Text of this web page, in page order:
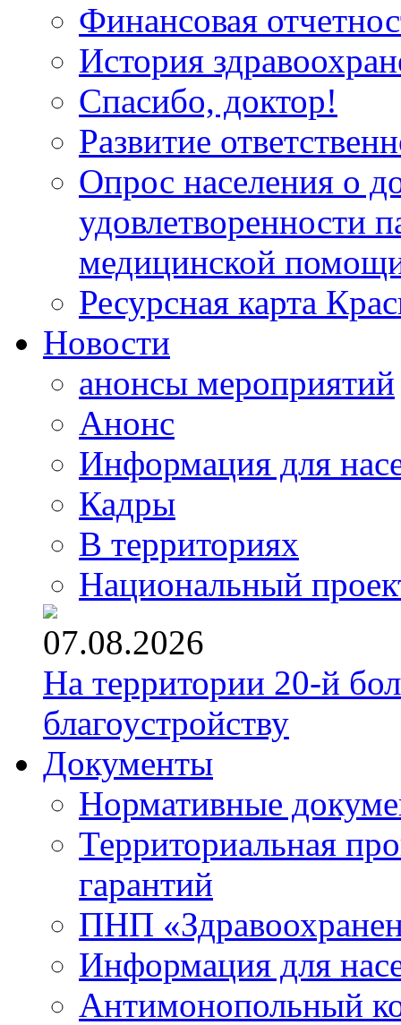
Финансовая
История
Спасибо, доктор!
Развитие
Опрос населения о
удовлетворенности
медицинской
Ресурсная карта
Новости
анонсы мероприятий
Анонс
Информация для
Кадры
В территориях
Национальный
07.08.2026
На территории 20-й
благоустройству
Документы
Нормативные
Территориальная
гарантий
ПНП
Информация для
Антимонопольный